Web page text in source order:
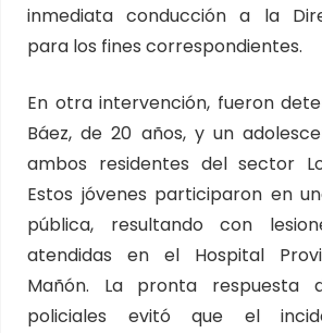
inmediata conducción a la
para los fines correspondientes.
En otra intervención, fueron
Báez, de 20 años, y un
ambos residentes del sector
Estos jóvenes participaron en
pública, resultando con
atendidas en el Hospital
Mañón. La pronta respuesta
policiales evitó que el